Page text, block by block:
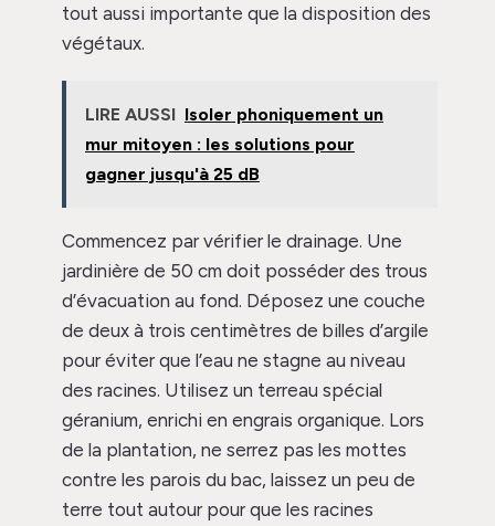
tout aussi importante que la disposition des
végétaux.
LIRE AUSSI Isoler phoniquement un
mur mitoyen : les solutions pour
gagner jusqu'à 25 dB
Commencez par vérifier le drainage. Une
jardinière de 50 cm doit posséder des trous
d’évacuation au fond. Déposez une couche
de deux à trois centimètres de billes d’argile
pour éviter que l’eau ne stagne au niveau
des racines. Utilisez un terreau spécial
géranium, enrichi en engrais organique. Lors
de la plantation, ne serrez pas les mottes
contre les parois du bac, laissez un peu de
terre tout autour pour que les racines